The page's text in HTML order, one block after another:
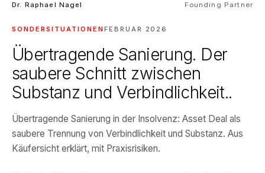
Dr. Raphael Nagel Founding Partner
SONDERSITUATIONENFEBRUAR 2026
Übertragende Sanierung. Der
saubere Schnitt zwischen
Substanz und Verbindlichkeit..
Übertragende Sanierung in der Insolvenz: Asset Deal als
saubere Trennung von Verbindlichkeit und Substanz. Aus
Käufersicht erklärt, mit Praxisrisiken.